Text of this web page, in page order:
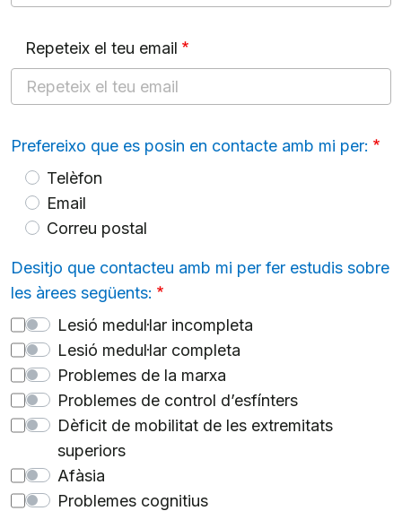
Repeteix el teu email
Prefereixo que es posin en contacte amb mi per:
Telèfon
Email
Correu postal
Desitjo que contacteu amb mi per fer estudis sobre
les àrees següents:
Lesió medul·lar incompleta
Lesió medul·lar completa
Problemes de la marxa
Problemes de control d’esfínters
Dèficit de mobilitat de les extremitats
superiors
Afàsia
Problemes cognitius